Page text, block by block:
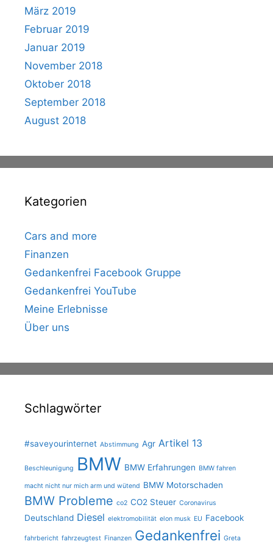
März 2019
Februar 2019
Januar 2019
November 2018
Oktober 2018
September 2018
August 2018
Kategorien
Cars and more
Finanzen
Gedankenfrei Facebook Gruppe
Gedankenfrei YouTube
Meine Erlebnisse
Über uns
Schlagwörter
#saveyourinternet Abstimmung Agr Artikel 13
Beschleunigung BMW BMW Erfahrungen BMW fahren
macht nicht nur mich arm und wütend BMW Motorschaden
BMW Probleme co2 CO2 Steuer Coronavirus
Deutschland Diesel elektromobilität elon musk EU Facebook
fahrbericht fahrzeugtest Finanzen Gedankenfrei Greta